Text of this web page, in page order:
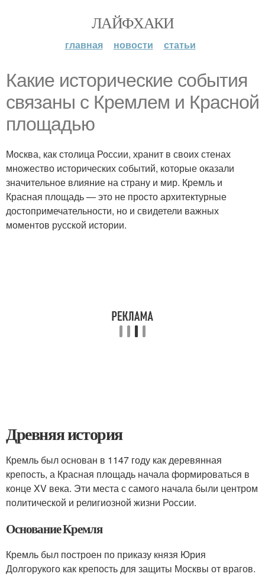
ЛАЙФХАКИ
главная новости статьи
Какие исторические события
связаны с Кремлем и Красной
площадью
Москва, как столица России, хранит в своих стенах
множество исторических событий, которые оказали
значительное влияние на страну и мир. Кремль и
Красная площадь — это не просто архитектурные
достопримечательности, но и свидетели важных
моментов русской истории.
Древняя история
Кремль был основан в 1147 году как деревянная
крепость, а Красная площадь начала формироваться в
конце XV века. Эти места с самого начала были центром
политической и религиозной жизни России.
Основание Кремля
Кремль был построен по приказу князя Юрия
Долгорукого как крепость для защиты Москвы от врагов.